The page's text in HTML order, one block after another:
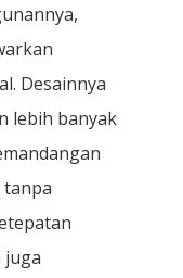
Desainnya
lebih banyak
juga